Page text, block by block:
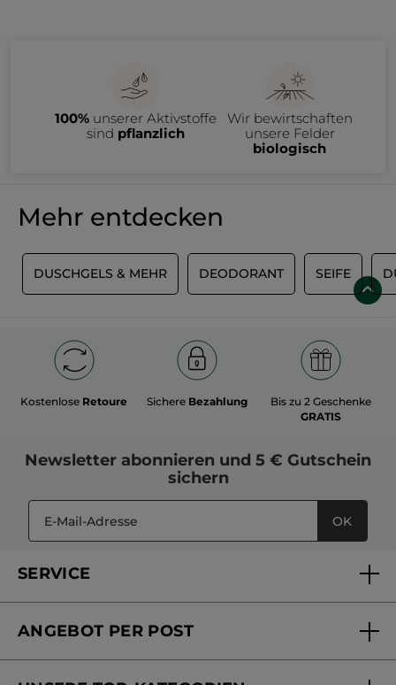
100%unserer Aktivstoffe
sind pflanzlich
Wir bewirtschaften
unsere Felder
biologisch
Mehr entdecken
DUSCHGELS & MEHR DEODORANT SEIFE
Kostenlose Retoure Sichere Bezahlung
Bis zu 2 Geschenke
GRATIS
Newsletter abonnieren und 5 € Gutschein
sichern
OK
SERVICE
Mein Konto
ANGEBOT PER POST